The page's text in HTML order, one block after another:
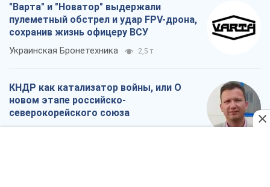
"Варта" и "Новатор" выдержали
пулеметный обстрел и удар FPV-дрона,
сохранив жизнь офицеру ВСУ
Украинская Бронетехника 2,5 т.
КНДР как катализатор войны, или О
новом этапе российско-
северокорейского союза